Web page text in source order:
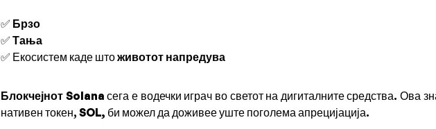
✅ Брзо
✅ Тања
✅ Екосистем каде штоживотот напредува
Блокчејнот Solana сега е водечки играч во светот на дигиталните средства. Ова
нативен токен, SOL, би можел да доживее уште поголема апрецијација.